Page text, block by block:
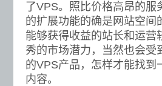
了VPS。照比价格高昂的
的扩展功能的确是网站空
能够获得收益的站长和运
秀的市场潜力，当然也会受
的VPS产品，怎样才能找
内容。